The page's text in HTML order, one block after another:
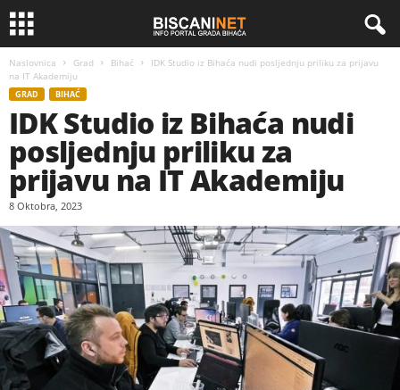
Naslovnica Grad Bihać
IDK Studio iz Bihaća nudi posljednju priliku za prijavu
na IT Akademiju
GRAD BIHAĆ
IDK Studio iz Bihaća nudi
posljednju priliku za
prijavu na IT Akademiju
8 Oktobra, 2023